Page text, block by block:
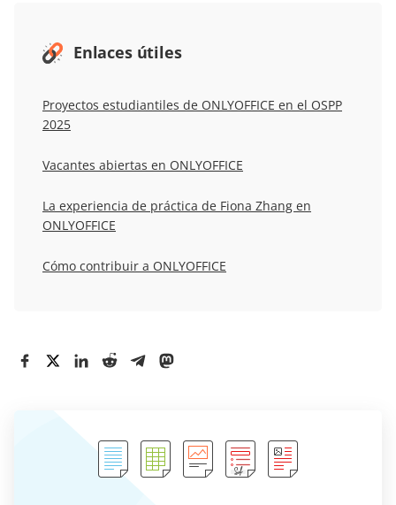
Enlaces útiles
Proyectos estudiantiles de ONLYOFFICE en el OSPP
2025
Vacantes abiertas en ONLYOFFICE
La experiencia de práctica de Fiona Zhang en
ONLYOFFICE
Cómo contribuir a ONLYOFFICE